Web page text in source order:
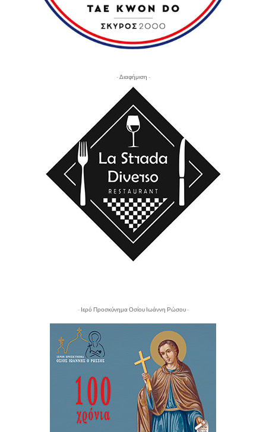
- Διαφήμιση -
- Ιερό Προσκύνημα Οσίου Ιωάννη Ρώσου -